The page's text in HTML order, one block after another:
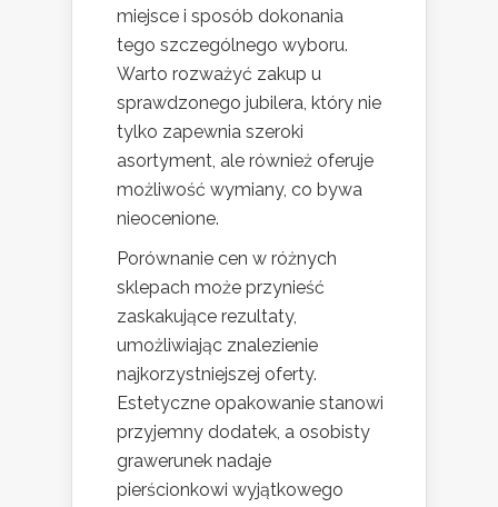
miejsce i sposób dokonania
tego szczególnego wyboru.
Warto rozważyć zakup u
sprawdzonego jubilera, który nie
tylko zapewnia szeroki
asortyment, ale również oferuje
możliwość wymiany, co bywa
nieocenione.
Porównanie cen w różnych
sklepach może przynieść
zaskakujące rezultaty,
umożliwiając znalezienie
najkorzystniejszej oferty.
Estetyczne opakowanie stanowi
przyjemny dodatek, a osobisty
grawerunek nadaje
pierścionkowi wyjątkowego